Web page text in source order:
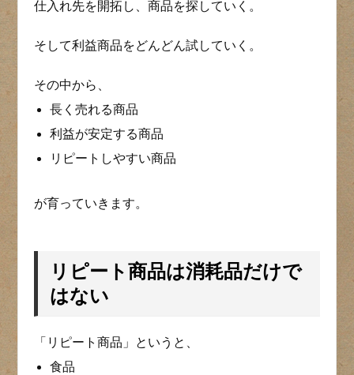
仕入れ先を開拓し、商品を探していく。
そして利益商品をどんどん試していく。
その中から、
長く売れる商品
利益が安定する商品
リピートしやすい商品
が育っていきます。
リピート商品は消耗品だけで
はない
「リピート商品」というと、
食品